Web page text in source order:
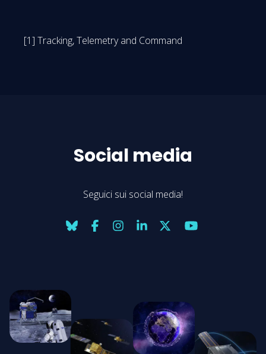
[1] Tracking, Telemetry and Command
Social media
Seguici sui social media!